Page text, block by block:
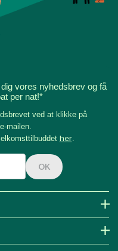
vores nyhedsbrev og få
per nat!*
ved at klikke på
mailen.
her.
OK